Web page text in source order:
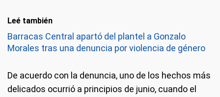
Leé también
Barracas Central apartó del plantel a Gonzalo
Morales tras una denuncia por violencia de género
De acuerdo con la denuncia, uno de los hechos más
delicados ocurrió a principios de junio, cuando el